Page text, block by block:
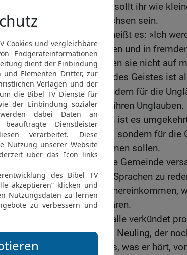
nach! In der Schlechtigkeit sollt ihr wie
im Denken müsst ihr erwachsen sein.
Im Buch des Gesetzes heißt es: »Ich
unbekannten Sprachen reden und in
Herr. Aber auch dann werden sie nicht auf
22 Das Reden in Sprachen des Geistes ist
Glaubenden bestimmt, sondern für die
Zeichen des Gerichts über ihren Unglauben.
prophetischen Botschaften ist es
die Ungläubigen bestimmt, sondern für die
die, die zum Glauben kommen sollen.
Stellt euch vor, die ganze Gemeinde
fangen an, in unbekannten Sprachen zu
Neulinge oder Ungläubige hereinkommen,
bestimmt für verrückt erklären.
Nehmt dagegen an, ihr alle verkündet
Weisungen. Wenn dann ein Neuling, der
hereinkommt, wird ihn alles, was er hört,